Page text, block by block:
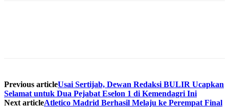
Previous articleUsai Sertijab, Dewan Redaksi BULIR Ucapkan
Selamat untuk Dua Pejabat Eselon 1 di Kemendagri Ini
Next articleAtletico Madrid Berhasil Melaju ke Perempat Final